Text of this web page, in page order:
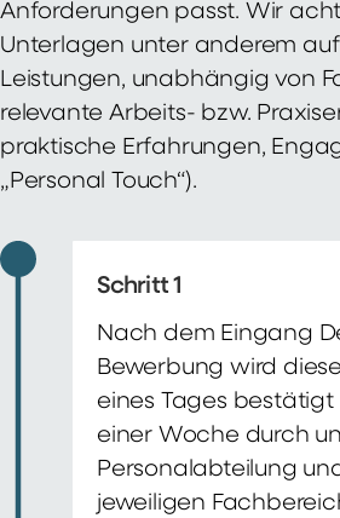
Anforderungen passt. Wir
Unterlagen unter anderem
Leistungen, unabhängig von
relevante Arbeits- bzw.
praktische Erfahrungen,
„Personal Touch“).
Schritt 1
Nach dem Eingang
Bewerbung wird
eines Tages bestätigt
einer Woche durch
Personalabteilung
jeweiligen